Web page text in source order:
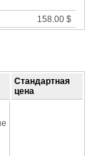
158.00 $
Стандартная
цена